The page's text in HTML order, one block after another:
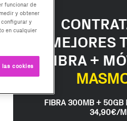
MEJORES
FIBRA +
FIBRA 300MB + 50GB
34,90€/
funcionar de
y obtener
y
en cualquier
cookies